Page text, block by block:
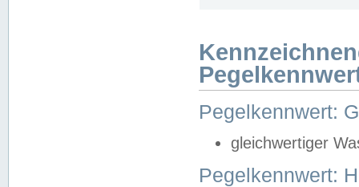
Pegelkennwert:
gleichwertiger
Pegelkennwert: